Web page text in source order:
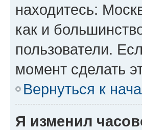
находитесь:
как и
пользователи.
момент сделать
Вернуться к
Я изменил